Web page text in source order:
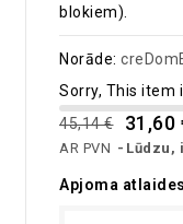
blokiem).
Norāde:
Sorry, This item
45,14 €
31,60
AR PVN Lūdzu,
Apjoma atlaides